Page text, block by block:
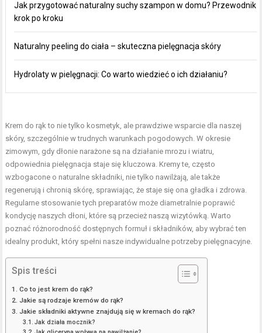
Jak przygotować naturalny suchy szampon w domu? Przewodnik
krok po kroku
Naturalny peeling do ciała – skuteczna pielęgnacja skóry
Hydrolaty w pielęgnacji: Co warto wiedzieć o ich działaniu?
Krem do rąk to nie tylko kosmetyk, ale prawdziwe wsparcie dla naszej
skóry, szczególnie w trudnych warunkach pogodowych. W okresie
zimowym, gdy dłonie narażone są na działanie mrozu i wiatru,
odpowiednia pielęgnacja staje się kluczowa. Kremy te, często
wzbogacone o naturalne składniki, nie tylko nawilżają, ale także
regenerują i chronią skórę, sprawiając, że staje się ona gładka i zdrowa.
Regularne stosowanie tych preparatów może diametralnie poprawić
kondycję naszych dłoni, które są przecież naszą wizytówką. Warto
poznać różnorodność dostępnych formuł i składników, aby wybrać ten
idealny produkt, który spełni nasze indywidualne potrzeby pielęgnacyjne.
Spis treści
Co to jest krem do rąk?
Jakie są rodzaje kremów do rąk?
Jakie składniki aktywne znajdują się w kremach do rąk?
Jak działa mocznik?